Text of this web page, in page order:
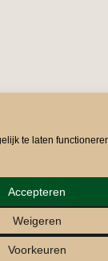
te laten
Accepteren
Weigeren
Voorkeuren